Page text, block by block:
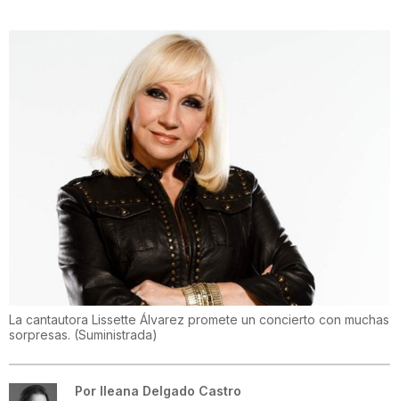
La cantautora Lissette Álvarez promete un concierto con muchas
sorpresas. (Suministrada)
Por Ileana Delgado Castro